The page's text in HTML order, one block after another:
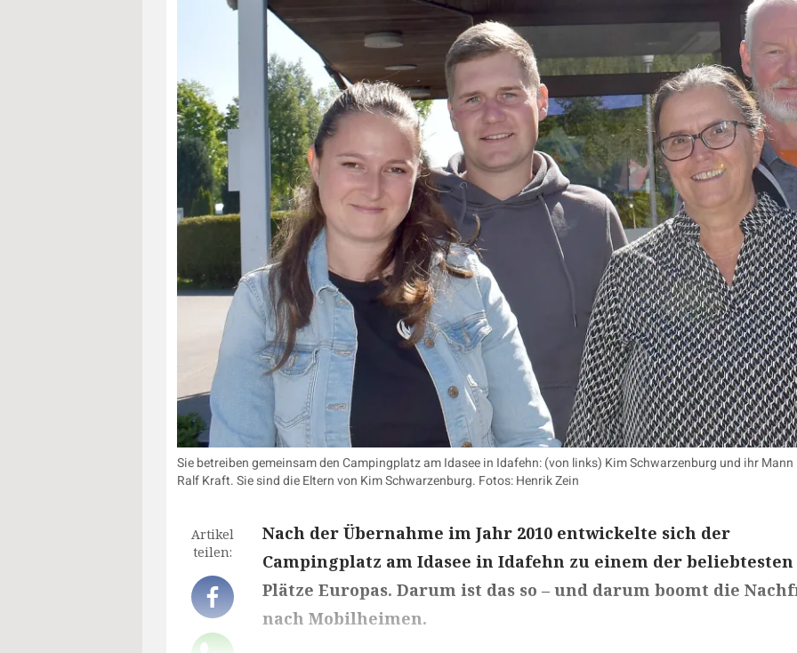
Sie betreiben gemeinsam den Campingplatz am Idasee in Idafehn: (von links) Kim Schwarzenburg und ihr
Ralf Kraft. Sie sind die Eltern von Kim Schwarzenburg. Fotos: Henrik Zein
Artikel
teilen:
Nach der Übernahme im Jahr 2010 entwickelte sich der
Campingplatz am Idasee in Idafehn zu einem der beliebtesten
Plätze Europas. Darum ist das so – und darum boomt die
nach Mobilheimen.